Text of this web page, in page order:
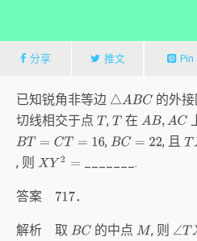
分享 推文 Pin
已知锐角非等边 △ABC 的外接
切线相交于点 T , T 在 AB,AC
BT= CT =16 ,BC= 22 , 且T
, 则 XY2= _______.
答案 717．
解析 取 BC 的中点M , 则 ∠T X